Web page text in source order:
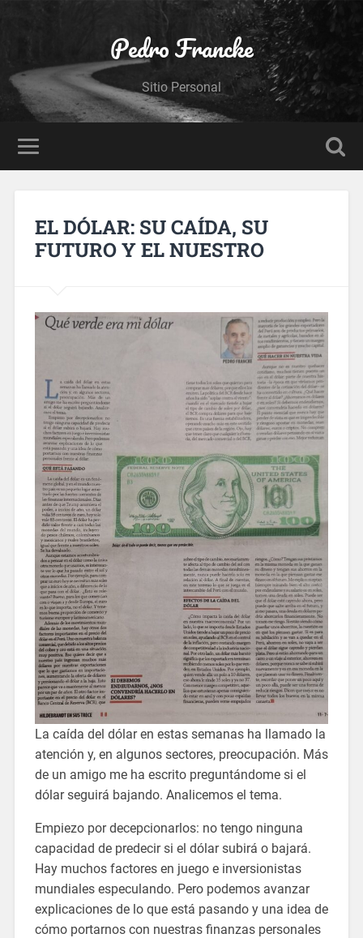
Pedro Francke
Sitio Personal
EL DÓLAR: SU CAÍDA, SU
FUTURO Y EL NUESTRO
La caída del dólar en estas semanas ha llamado la
atención y, en algunos sectores, preocupación. Más
de un amigo me ha escrito preguntándome si el
dólar seguirá bajando. Analicemos el tema.
Empiezo por decepcionarlos: no tengo ninguna
capacidad de predecir si el dólar subirá o bajará.
Hay muchos factores en juego e inversionistas
mundiales especulando. Pero podemos avanzar
explicaciones de lo que está pasando y una idea de
cómo portarnos con nuestras finanzas personales